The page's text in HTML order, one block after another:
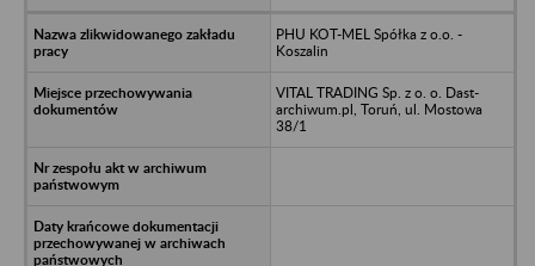
PHU KOT-MEL Spółka z o.o. -
Koszalin
VITAL TRADING Sp. z o. o. Dast-
archiwum.pl, Toruń, ul. Mostowa
38/1